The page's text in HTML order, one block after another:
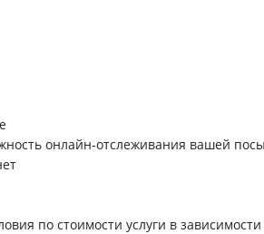
онлайн-отслеживания вашей
по стоимости услуги в